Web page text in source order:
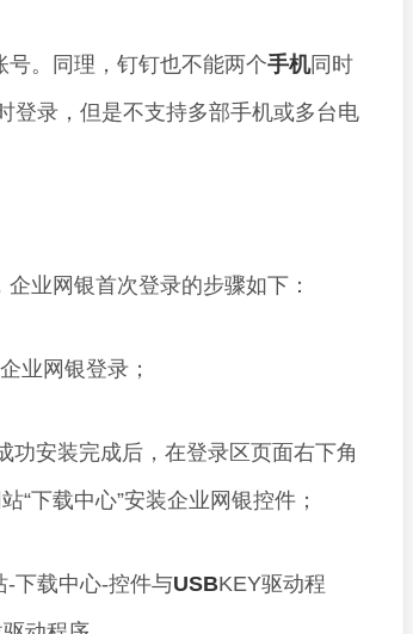
。同理，钉钉也不能两个手机同时
登录，但是不支持多部手机或多台电
业网银首次登录的步骤如下：
业网银登录；
功安装完成后，在登录区页面右下角
“下载中心”安装企业网银控件；
-下载中心-控件与USBKEY驱动程